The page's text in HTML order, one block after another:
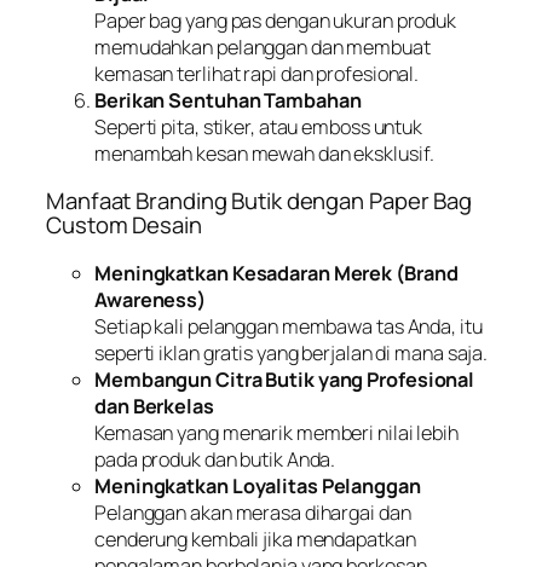
Paper bag yang pas dengan ukuran produk
memudahkan pelanggan dan membuat
kemasan terlihat rapi dan profesional.
Berikan Sentuhan Tambahan
Seperti pita, stiker, atau emboss untuk
menambah kesan mewah dan eksklusif.
Manfaat Branding Butik dengan Paper Bag
Custom Desain
Meningkatkan Kesadaran Merek (Brand
Awareness)
Setiap kali pelanggan membawa tas Anda, itu
seperti iklan gratis yang berjalan di mana saja.
Membangun Citra Butik yang Profesional
dan Berkelas
Kemasan yang menarik memberi nilai lebih
pada produk dan butik Anda.
Meningkatkan Loyalitas Pelanggan
Pelanggan akan merasa dihargai dan
cenderung kembali jika mendapatkan